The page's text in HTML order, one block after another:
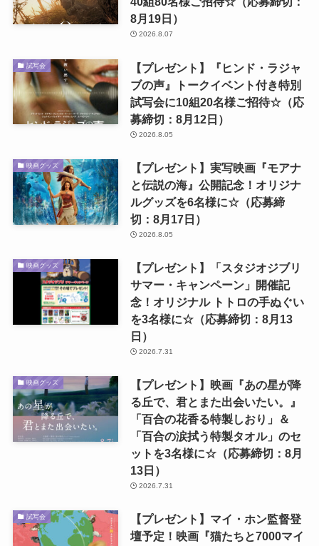
8月19日）
2026.8.07
試写会
【プレゼント】『ヒンド・ラジャ
ブの声』トークイベント付き特別
試写会に10組20名様ご招待☆（応
募締切：8月12日）
2026.8.05
映画グッズ
【プレゼント】実写映画『モアナ
と伝説の海』公開記念！オリジナ
ルグッズを6名様に☆（応募締
切：8月17日）
2026.8.05
映画グッズ
【プレゼント】「スタジオジブリ
サマー・キャンペーン」開催記
念！オリジナル トトロの手ぬぐい
を3名様に☆（応募締切：8月13
日）
2026.7.31
映画グッズ
【プレゼント】映画『あの星が降
る丘で、君とまた出会いたい。』
「百合の花香る特製しおり」＆
「百合の涙拭う特製タオル」のセ
ットを3名様に☆（応募締切：8月
13日）
2026.7.31
試写会
【プレゼント】マイ・ホン監督登
壇予定！映画『猫たちと7000マイ